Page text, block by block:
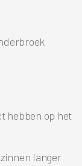
hebben op het
langer